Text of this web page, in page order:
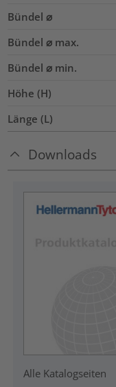
Bündel ⌀
Bündel ⌀ max.
Bündel ⌀ min.
Höhe (H)
Länge (L)
Downloads
Alle Katalogseiten